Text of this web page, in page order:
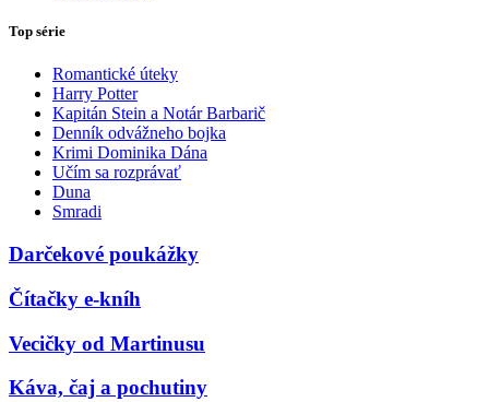
Top série
Romantické úteky
Harry Potter
Kapitán Stein a Notár Barbarič
Denník odvážneho bojka
Krimi Dominika Dána
Učím sa rozprávať
Duna
Smradi
Darčekové poukážky
Čítačky e-kníh
Vecičky od Martinusu
Káva, čaj a pochutiny